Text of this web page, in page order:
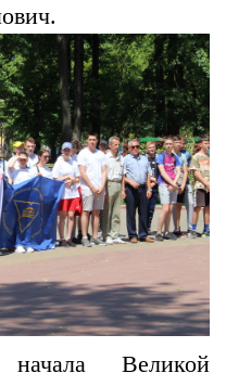
Великой